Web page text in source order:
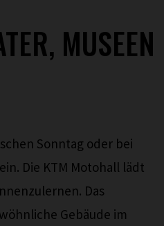
MUSEEN
Sonntag oder bei
Die KTM Motohall lädt
Das
Gebäude im